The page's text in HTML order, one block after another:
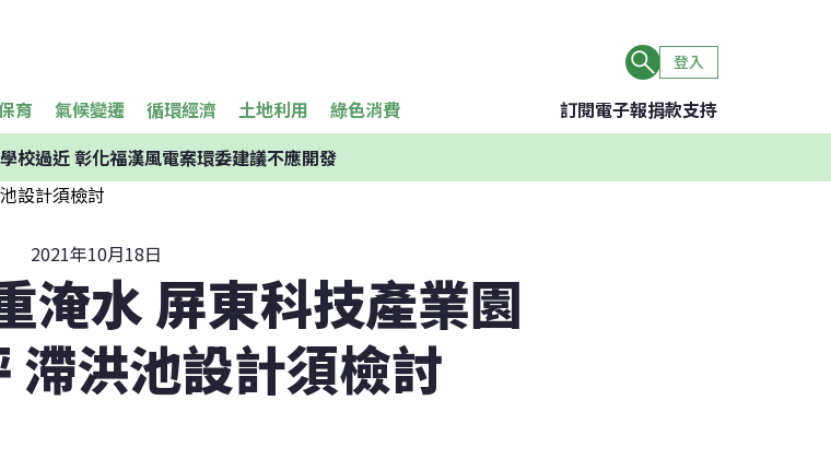
登入
育 氣候變遷 循環經濟 土地利用 綠色消費 訂閱電子報捐款支持
校過近 彰化福漢風電案環委建議不應開發
2021年10月18日
淹水 屏東科技產業園
滯洪池設計須檢討